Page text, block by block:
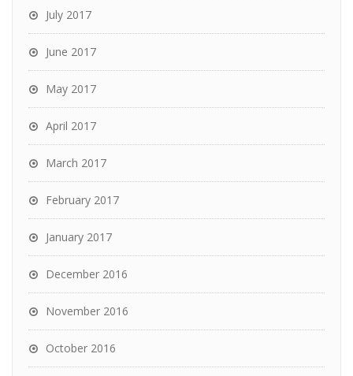
July 2017
June 2017
May 2017
April 2017
March 2017
February 2017
January 2017
December 2016
November 2016
October 2016